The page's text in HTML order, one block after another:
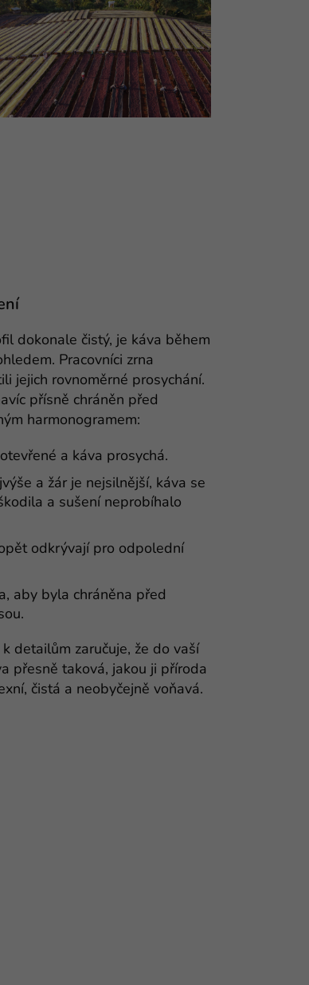
dokonale čistý, je káva během
Pracovníci zrna
jejich rovnoměrné prosychání.
přísně chráněn před
harmonogramem:
a káva prosychá.
a žár je nejsilnější, káva se
a sušení neprobíhalo
odkrývají pro odpolední
aby byla chráněna před
detailům zaručuje, že do vaší
přesně taková, jakou ji příroda
čistá a neobyčejně voňavá.